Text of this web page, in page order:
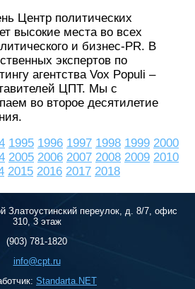
Центр политических
высокие места во всех
и бизнес-PR. В
экспертов по
агентства Vox Populi –
ЦПТ. Мы с
во второе десятилетие
1995 1996 1997 1998 1999 2000
2005 2006 2007 2008 2009 2010
2015 2016 2017 2018
Златоустинский переулок, д. 8/7, офис
310, 3 этаж
(903) 781-1820
info@cpt.ru
Standarta.NET